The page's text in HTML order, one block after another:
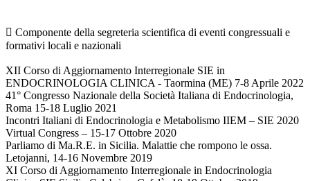
 Componente della segreteria scientifica di eventi congressuali e
formativi locali e nazionali
XII Corso di Aggiornamento Interregionale SIE in
ENDOCRINOLOGIA CLINICA - Taormina (ME) 7-8 Aprile 2022
41° Congresso Nazionale della Società Italiana di Endocrinologia,
Roma 15-18 Luglio 2021
Incontri Italiani di Endocrinologia e Metabolismo IIEM – SIE 2020
Virtual Congress – 15-17 Ottobre 2020
Parliamo di Ma.R.E. in Sicilia. Malattie che rompono le ossa.
Letojanni, 14-16 Novembre 2019
XI Corso di Aggiornamento Interregionale in Endocrinologia